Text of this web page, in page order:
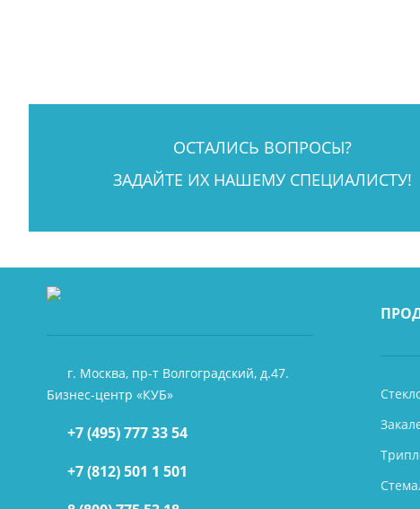
ОСТАЛИСЬ ВОПРОСЫ?
ЗАДАЙТЕ ИХ НАШЕМУ СПЕЦИАЛИСТУ!
г. Москва, пр-т Волгоградский, д.47.
Бизнес-центр «КУБ»
+7 (495) 777 33 54
+7 (812) 501 1 501